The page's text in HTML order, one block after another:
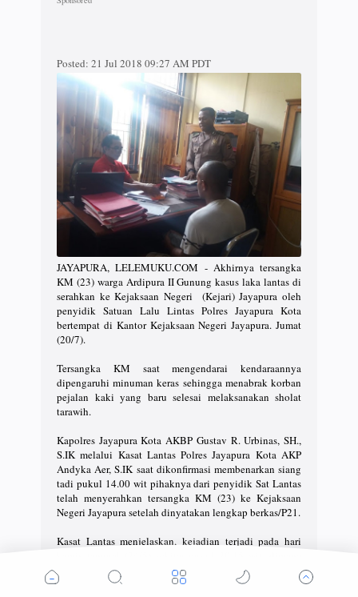
Posted: 21 Jul 2018 09:27 AM PDT
JAYAPURA, LELEMUKU.COM - Akhirnya tersangka
KM (23) warga Ardipura II Gunung kasus laka lantas di
serahkan ke Kejaksaan Negeri (Kejari) Jayapura oleh
penyidik Satuan Lalu Lintas Polres Jayapura Kota
bertempat di Kantor Kejaksaan Negeri Jayapura. Jumat
(20/7).
Tersangka KM saat mengendarai kendaraannya
dipengaruhi minuman keras sehingga menabrak korban
pejalan kaki yang baru selesai melaksanakan sholat
tarawih.
Kapolres Jayapura Kota AKBP Gustav R. Urbinas, SH.,
S.IK melalui Kasat Lantas Polres Jayapura Kota AKP
Andyka Aer, S.IK saat dikonfirmasi membenarkan siang
tadi pukul 14.00 wit pihaknya dari penyidik Sat Lantas
telah menyerahkan tersangka KM (23) ke Kejaksaan
Negeri Jayapura setelah dinyatakan lengkap berkas/P21.
Kasat Lantas menjelaskan, kejadian terjadi pada hari
tersangka KM (23) saat mengendarai sepeda motor
dengan merk Honda MegaPro tanpa TNKB datang dari